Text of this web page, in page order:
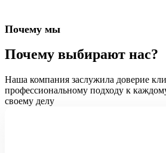
Почему мы
Почему выбирают нас?
Наша компания заслужила доверие
профессиональному подходу к
своему делу